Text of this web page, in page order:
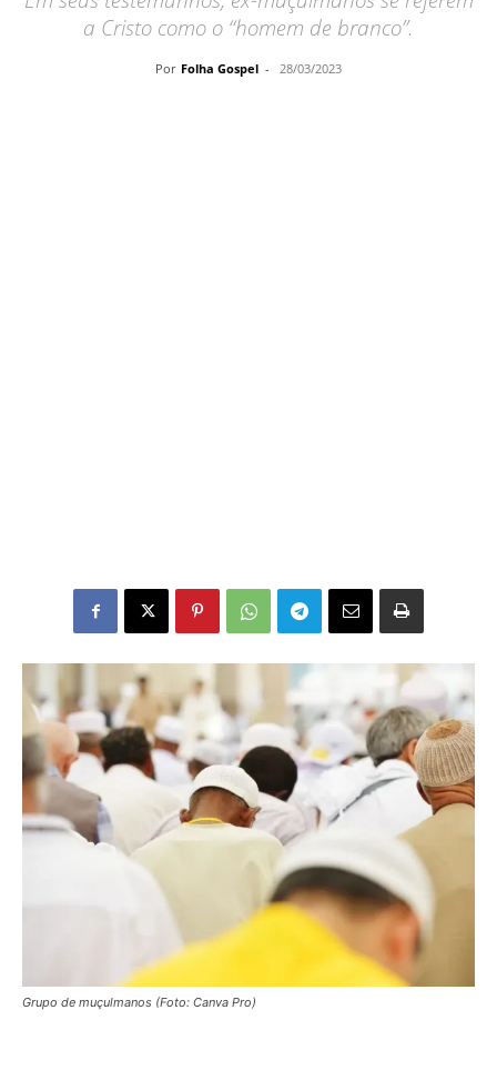
a Cristo como o “homem de branco”.
Por Folha Gospel - 28/03/2023
Grupo de muçulmanos (Foto: Canva Pro)